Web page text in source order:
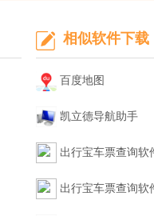
相似软件下载
百度地图
凯立德导航助手
出行宝车票查询软
出行宝车票查询软